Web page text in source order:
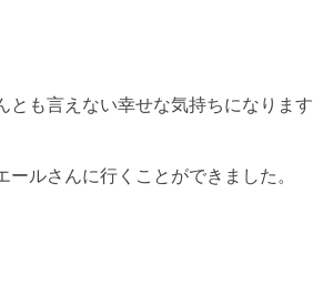
とも言えない幸せな気持ちになります
ルさんに行くことができました。